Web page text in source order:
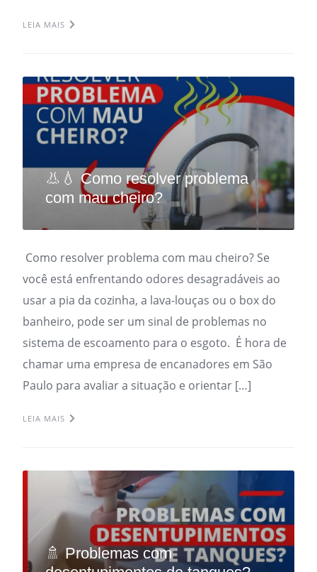
LEIA MAIS
👃💧 Como resolver problema
com mau cheiro?
Como resolver problema com mau cheiro? Se
você está enfrentando odores desagradáveis ao
usar a pia da cozinha, a lava-louças ou o box do
banheiro, pode ser um sinal de problemas no
sistema de escoamento para o esgoto. É hora de
chamar uma empresa de encanadores em São
Paulo para avaliar a situação e orientar […]
LEIA MAIS
🚿 Problemas com